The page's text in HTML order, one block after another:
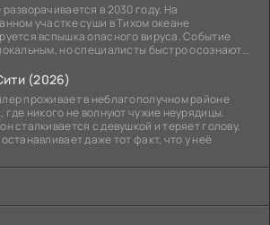
в 2030 году. На
участке суши в Тихом океане
вспышка опасного вируса. Событие
но специалисты быстро осознают:
(2026)
проживает в неблагополучном районе
где никого не волнуют чужие неурядицы.
сталкивается с девушкой и теряет голову.
даже тот факт, что у неё